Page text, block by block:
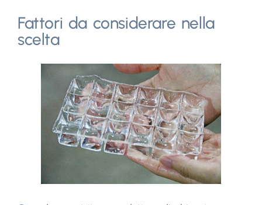
Fattori da considerare nella
scelta